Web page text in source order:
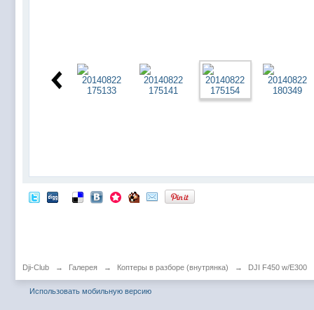
Dji-Club → Галерея → Коптеры в разборе (внутрянка) → DJI F450 w/E300
Использовать мобильную версию